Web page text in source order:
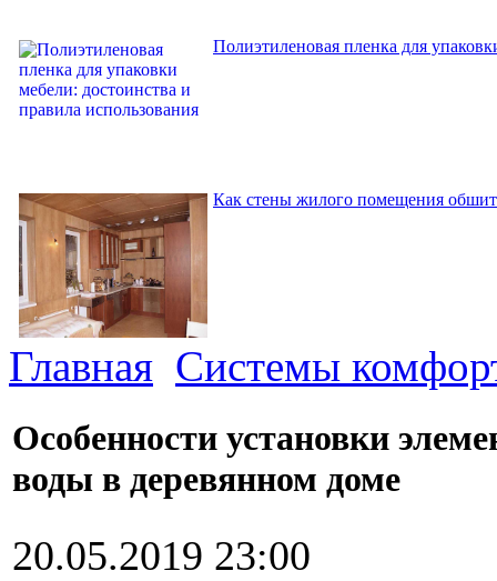
Полиэтиленовая пленка для
Как стены жилого помещения
Главная Системы
Особенности установки
воды в деревянном доме
20.05.2019 23:00